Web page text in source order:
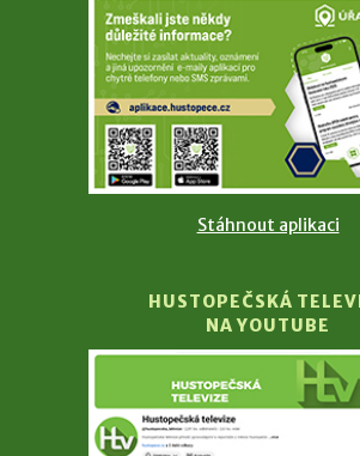
Stáhnout aplikaci
HUSTOPEČSKÁ
NA YOUTUBE